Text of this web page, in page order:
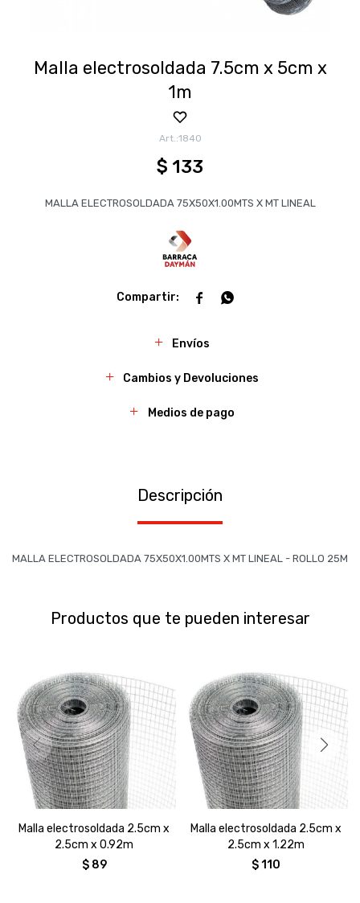
Malla electrosoldada 7.5cm x 5cm x
1m
1840
$ 133
MALLA ELECTROSOLDADA 75X50X1.00MTS X MT LINEAL
 
Envíos
Cambios y Devoluciones
Medios de pago
Descripción
MALLA ELECTROSOLDADA 75X50X1.00MTS X MT LINEAL - ROLLO 25M
Productos que te pueden interesar
Malla electrosoldada 2.5cm x
2.5cm x 0.92m
$ 89
Malla electrosoldada 2.5cm x
2.5cm x 1.22m
$110